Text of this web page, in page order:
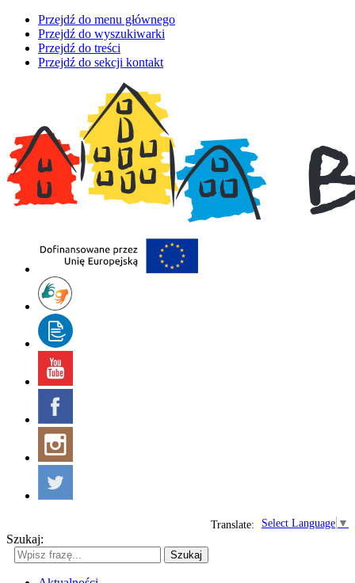
Przejdź do menu głównego
Przejdź do wyszukiwarki
Przejdź do treści
Przejdź do sekcji kontakt
Select Language ▼
Translate:
Szukaj:
Szukaj